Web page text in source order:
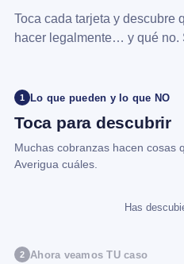
Toca cada tarjeta y descubre
hacer legalmente… y qué no.
1 Lo que pueden y lo que NO
Toca para descubrir
Muchas cobranzas hacen cosas
Averigua cuáles.
Has
2 Ahora veamos TU caso